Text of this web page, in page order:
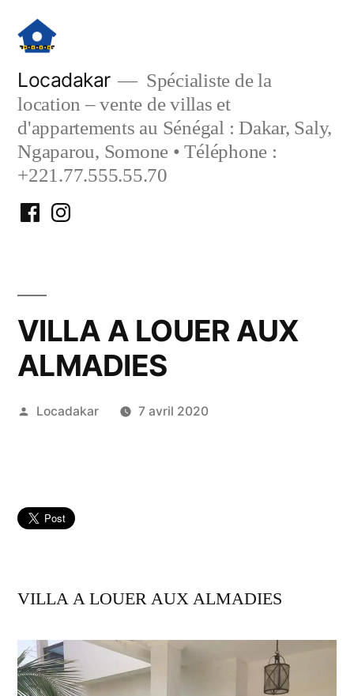
contenu
Locadakar
Spécialiste de la
location – vente de villas et
d'appartements au Sénégal : Dakar, Saly,
Ngaparou, Somone • Téléphone :
+221.77.555.55.70
FacebookInstagram
VILLA A LOUER AUX
ALMADIES
Publié
Locadakar 7 avril 2020
VILLA A LOUER AUX ALMADIES